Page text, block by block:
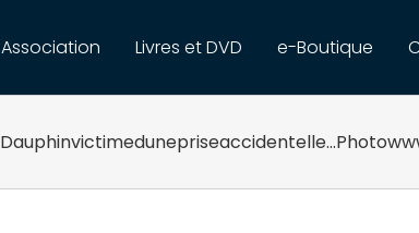
Association Livres et DVD e-Boutique